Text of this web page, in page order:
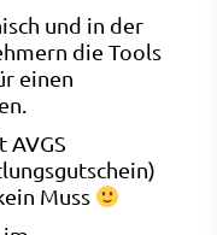
und in der
die Tools
einen
Muss